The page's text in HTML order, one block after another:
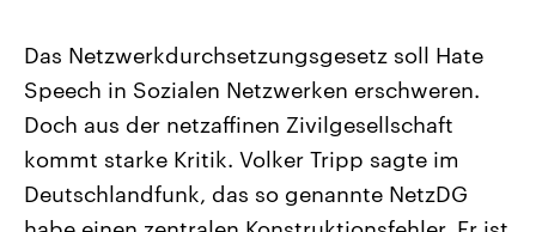
Landtagswahl Sachsen-Anhalt
2026
Alle Informationen
Sachsen-Anhalt wählt am 6.
September 2026 einen neuen
Landtag. Seit 2021 wird das
Bundesland von einer Koalition aus
USA
Aktuelle Beiträge,
Hintergründe
Wirtschaftlich und
gehören die Vereinigten
den mächtigsten Ländern
mit großem Einfluss auf
Das Netzwerkdurchsetzungsgesetz soll Hate
Speech in Sozialen Netzwerken erschweren.
Doch aus der netzaffinen Zivilgesellschaft
kommt starke Kritik. Volker Tripp sagte im
Deutschlandfunk, das so genannte NetzDG